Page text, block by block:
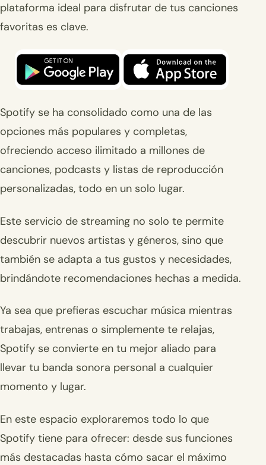
plataforma ideal para disfrutar de tus canciones
favoritas es clave.
Spotify se ha consolidado como una de las
opciones más populares y completas,
ofreciendo acceso ilimitado a millones de
canciones, podcasts y listas de reproducción
personalizadas, todo en un solo lugar.
Este servicio de streaming no solo te permite
descubrir nuevos artistas y géneros, sino que
también se adapta a tus gustos y necesidades,
brindándote recomendaciones hechas a medida.
Ya sea que prefieras escuchar música mientras
trabajas, entrenas o simplemente te relajas,
Spotify se convierte en tu mejor aliado para
llevar tu banda sonora personal a cualquier
momento y lugar.
En este espacio exploraremos todo lo que
Spotify tiene para ofrecer: desde sus funciones
más destacadas hasta cómo sacar el máximo